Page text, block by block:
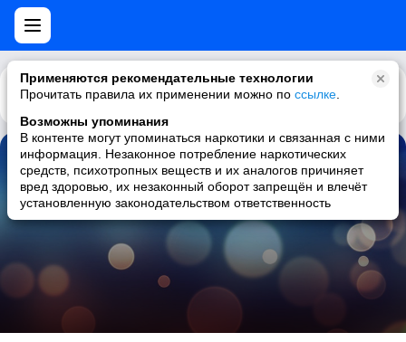
Применяются рекомендательные технологии
Прочитать правила их применении можно по ссылке
Возможны упоминания
В контенте могут упоминаться наркотики и связанная с ними
информация. Незаконное потребление наркотических
средств, психотропных веществ и их аналогов причиняет
вред здоровью, их незаконный оборот запрещён и влечёт
установленную законодательством ответственность
Каталог Рекомендации
Школа Гнесиных
Белла Ахмадулина